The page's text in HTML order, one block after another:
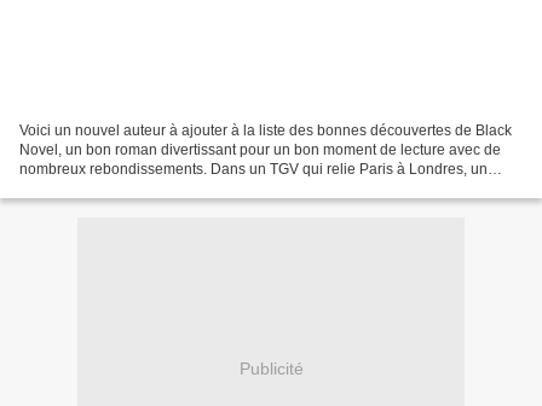
Voici un nouvel auteur à ajouter à la liste des bonnes découvertes de Black
Novel, un bon roman divertissant pour un bon moment de lecture avec de
nombreux rebondissements. Dans un TGV qui relie Paris à Londres, un
Publicité